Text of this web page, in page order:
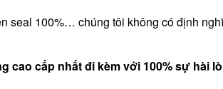
seal 100%… chúng tôi không có định
cấp nhất đi kèm với 100% sự hài